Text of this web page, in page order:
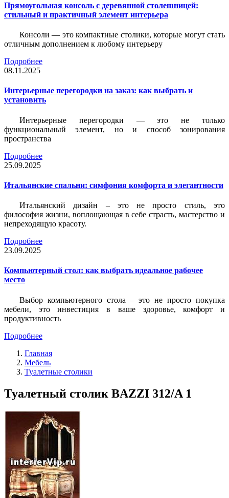
Прямоугольная консоль с деревянной столешницей:
стильный и практичный элемент интерьера
Консоли — это компактные столики, которые могут стать
отличным дополнением к любому интерьеру
Подробнее
08.11.2025
Интерьерные перегородки на заказ: как выбрать и
установить
Интерьерные перегородки — это не только
функциональный элемент, но и способ зонирования
пространства
Подробнее
25.09.2025
Итальянские спальни: симфония комфорта и элегантности
Итальянский дизайн – это не просто стиль, это
философия жизни, воплощающая в себе страсть, мастерство и
непреходящую красоту.
Подробнее
23.09.2025
Компьютерный стол: как выбрать идеальное рабочее
место
Выбор компьютерного стола – это не просто покупка
мебели, это инвестиция в ваше здоровье, комфорт и
продуктивность
Подробнее
Главная
Мебель
Туалетные столики
Туалетный столик BAZZI 312/A 1